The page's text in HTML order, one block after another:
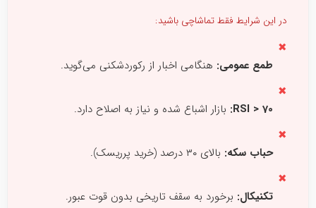
در این شرایط فقط تماشاچی باشید:
✖
طمع عمومی: هنگامی اخبار از رکوردشکنی می‌گوید.
✖
RSI > 70: بازار اشباع شده و نیاز به اصلاح دارد.
✖
حباب سکه: بالای ۳۰ درصد (خرید پرریسک).
✖
تکنیکال: برخورد به سقف تاریخی بدون قوت عبور.